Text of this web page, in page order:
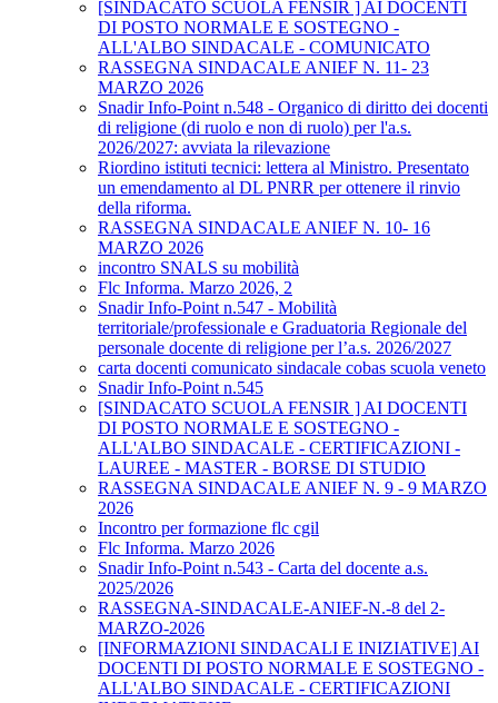
[SINDACATO SCUOLA FENSIR ] AI DOCENTI
DI POSTO NORMALE E SOSTEGNO -
ALL'ALBO SINDACALE - COMUNICATO
RASSEGNA SINDACALE ANIEF N. 11- 23
MARZO 2026
Snadir Info-Point n.548 - Organico di diritto dei docenti
di religione (di ruolo e non di ruolo) per l'a.s.
2026/2027: avviata la rilevazione
Riordino istituti tecnici: lettera al Ministro. Presentato
un emendamento al DL PNRR per ottenere il rinvio
della riforma.
RASSEGNA SINDACALE ANIEF N. 10- 16
MARZO 2026
incontro SNALS su mobilità
Flc Informa. Marzo 2026, 2
Snadir Info-Point n.547 - Mobilità
territoriale/professionale e Graduatoria Regionale del
personale docente di religione per l’a.s. 2026/2027
carta docenti comunicato sindacale cobas scuola veneto
Snadir Info-Point n.545
[SINDACATO SCUOLA FENSIR ] AI DOCENTI
DI POSTO NORMALE E SOSTEGNO -
ALL'ALBO SINDACALE - CERTIFICAZIONI -
LAUREE - MASTER - BORSE DI STUDIO
RASSEGNA SINDACALE ANIEF N. 9 - 9 MARZO
2026
Incontro per formazione flc cgil
Flc Informa. Marzo 2026
Snadir Info-Point n.543 - Carta del docente a.s.
2025/2026
RASSEGNA-SINDACALE-ANIEF-N.-8 del 2-
MARZO-2026
[INFORMAZIONI SINDACALI E INIZIATIVE] AI
DOCENTI DI POSTO NORMALE E SOSTEGNO -
ALL'ALBO SINDACALE - CERTIFICAZIONI